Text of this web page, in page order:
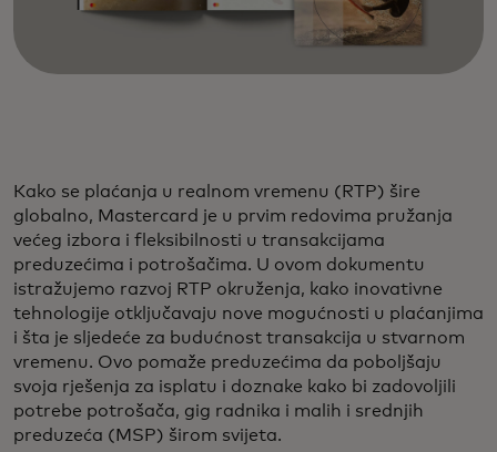
Kako se plaćanja u realnom vremenu (RTP) šire
globalno, Mastercard je u prvim redovima pružanja
većeg izbora i fleksibilnosti u transakcijama
preduzećima i potrošačima. U ovom dokumentu
istražujemo razvoj RTP okruženja, kako inovativne
tehnologije otključavaju nove mogućnosti u plaćanjima
i šta je sljedeće za budućnost transakcija u stvarnom
vremenu. Ovo pomaže preduzećima da poboljšaju
svoja rješenja za isplatu i doznake kako bi zadovoljili
potrebe potrošača, gig radnika i malih i srednjih
preduzeća (MSP) širom svijeta.